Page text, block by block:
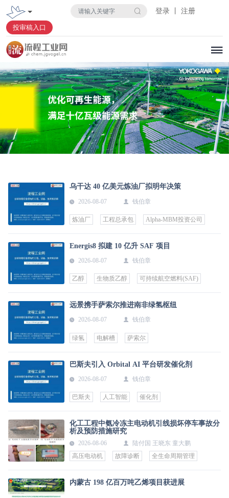
登录 丨 注册
投审稿入口
乌干达 40 亿美元炼油厂拟明年决策
2026-08-07 钱伯章
炼油厂 工程总承包 Alpha-MBM投资公司
Energis8 拟建 10 亿升 SAF 项目
2026-08-07 钱伯章
乙醇 生物质乙醇 可持续航空燃料(SAF)
远景携手萨索尔推进南非绿氢枢纽
2026-08-07 钱伯章
绿氢 电解槽 萨索尔
巴斯夫引入 Orbital AI 平台研发催化剂
2026-08-07 钱伯章
巴斯夫 人工智能 催化剂
化工工程中氨冷冻主电动机引线损坏停车事故分
析及预防措施研究
2026-08-06
陆付国 王晓东 童大鹏
高压电动机
故障诊断 全生命周期管理
内蒙古 198 亿百万吨乙烯项目获进展